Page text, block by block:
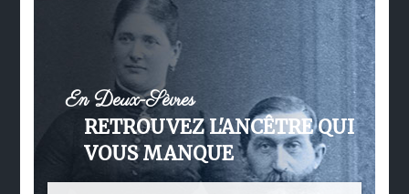
En Deux-Sèvres
RETROUVEZ L'ANCÊTRE QUI
VOUS MANQUE